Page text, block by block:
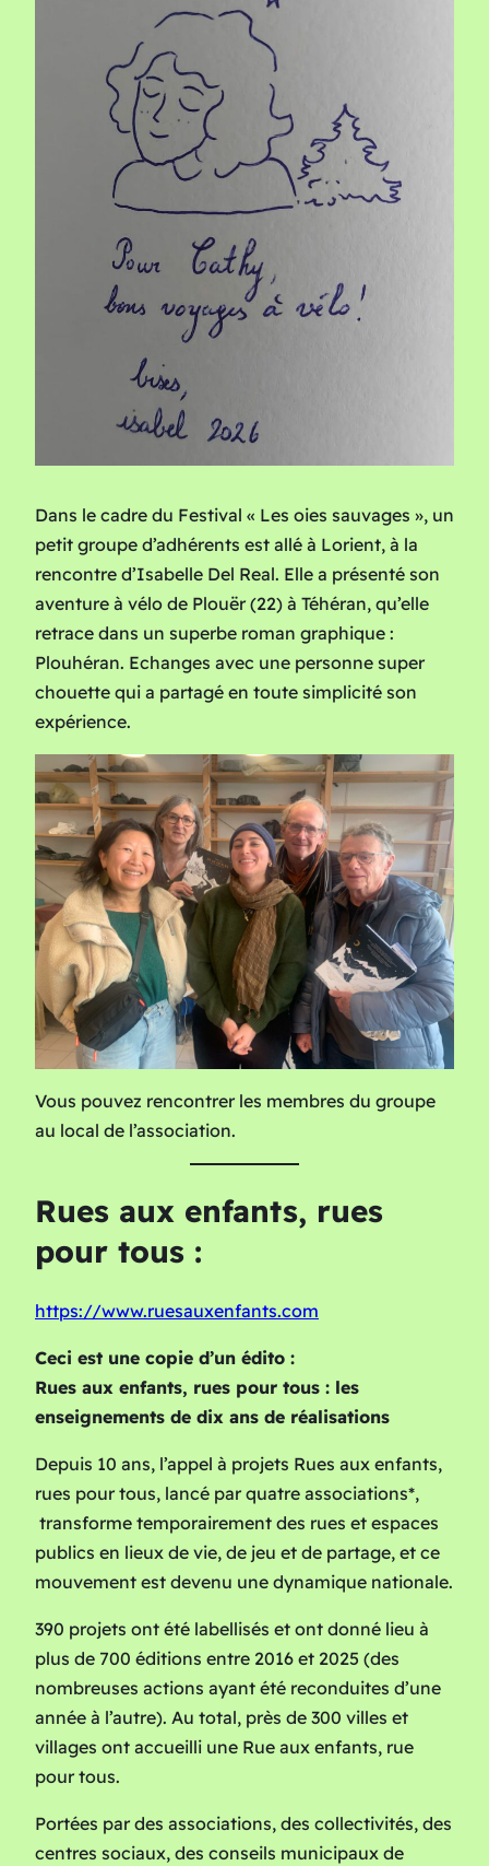
Dans le cadre du Festival « Les oies sauvages », un
petit groupe d’adhérents est allé à Lorient, à la
rencontre d’Isabelle Del Real. Elle a présenté son
aventure à vélo de Plouër (22) à Téhéran, qu’elle
retrace dans un superbe roman graphique :
Plouhéran. Echanges avec une personne super
chouette qui a partagé en toute simplicité son
expérience.
Vous pouvez rencontrer les membres du groupe
au local de l’association.
Rues aux enfants, rues
pour tous :
https://www.ruesauxenfants.com
vélo
Ceci est une copie d’un édito :
Rues aux enfants, rues pour tous : les
enseignements de dix ans de réalisations
Depuis 10 ans, l’appel à projets Rues aux enfants,
rues pour tous, lancé par quatre associations*,
transforme temporairement des rues et espaces
publics en lieux de vie, de jeu et de partage, et ce
mouvement est devenu une dynamique nationale.
390 projets ont été labellisés et ont donné lieu à
plus de 700 éditions entre 2016 et 2025 (des
nombreuses actions ayant été reconduites d’une
année à l’autre). Au total, près de 300 villes et
villages ont accueilli une Rue aux enfants, rue
pour tous.
Portées par des associations, des collectivités, des
centres sociaux, des conseils municipaux de